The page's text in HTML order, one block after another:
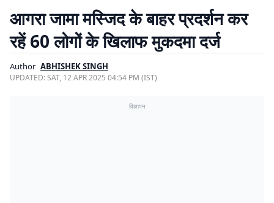
आगरा जामा मस्जिद के बाहर प्रदर्शन कर
रहें 60 लोगों के खिलाफ मुकदमा दर्ज
Author ABHISHEK SINGH
UPDATED:SAT, 12 APR 2025 04:54 PM (IST)
विज्ञापन